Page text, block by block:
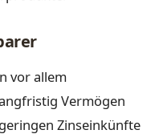
vor allem
Vermögen
Zinseinkünfte